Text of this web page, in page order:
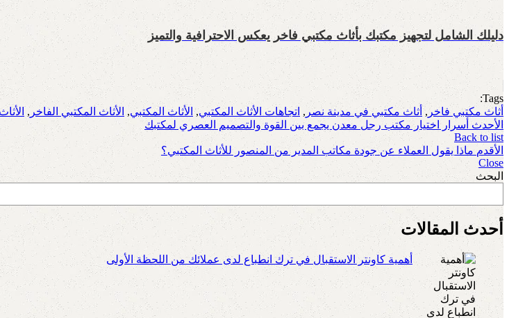
دليلك الشامل لتجهيز مكتبك بأثاث مكتبي فاخر يعكس الاحترافية والتميز
Tags:
أثاث مكتبي فاخر , أثاث مكتبي في مدينة نصر , اتجاهات الأثاث المكتبي, الأثاث المكتبي, الأثاث المكتبي الفاخر ,
الأحدث أسرار اختيار مكتب رجل معدن يجمع بين القوة والتصميم العصري لمكتبك
Back to list
الأقدم ماذا يقول العملاء عن جودة مكاتب المدير من المنصور للأثاث المكتبي؟
Close
البحث
أحدث المقالات
أهمية كاونتر الاستقبال في ترك انطباع لدى عملائك من اللحظة الأولى